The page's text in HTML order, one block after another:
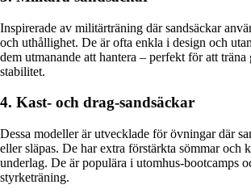
Inspirerade av militärträning där sandsäckar
och uthållighet. De är ofta enkla i design och
dem utmanande att hantera – perfekt för att träna
stabilitet.
4. Kast- och drag-sandsäckar
Dessa modeller är utvecklade för övningar där
eller släpas. De har extra förstärkta sömmar och
underlag. De är populära i utomhus-bootcamps
styrketräning.